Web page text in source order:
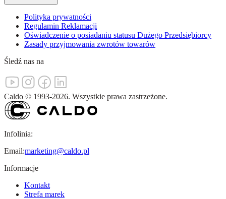
Polityka prywatności
Regulamin Reklamacji
Oświadczenie o posiadaniu statusu Dużego Przedsiębiorcy
Zasady przyjmowania zwrotów towarów
Śledź nas na
Caldo © 1993-2026. Wszystkie prawa zastrzeżone.
Infolinia:
Email:marketing@caldo.pl
Informacje
Kontakt
Strefa marek